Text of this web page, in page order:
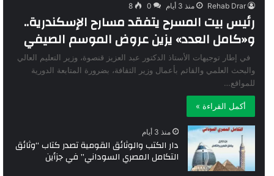
Rehab Drar منذ 3 أيام 0
8
رئيس بيت المسرح يتفقد مسارح الإسكندرية..
و«كامل العدد» يزين عروض الموسم الصيفي
في إطار توجيهات الأستاذ الدكتور عبد العزيز قنصوة، وزير التعليم العالي
والبحث العلمي والقائم بأعمال وزير الثقافة، بضرورة المتابعة الدورية
للمواقع…
أكمل القراءة »
منذ 3 أيام
دار الكتب والوثائق القومية تصدر كتاب “وثائق
التكامل المصري السوداني” في جزأين